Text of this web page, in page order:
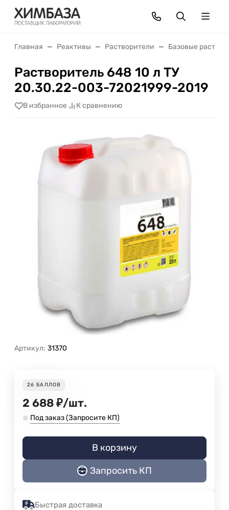
Главная Реактивы Растворители Базовые
Растворитель 648 10 л ТУ
20.30.22-003-72021999-2019
В избранное К сравнению
Артикул: 31370
26 БАЛЛОВ
2 688 ₽/шт.
Под заказ (Запросите КП)
В корзину
Запросить КП
Быстрая доставка